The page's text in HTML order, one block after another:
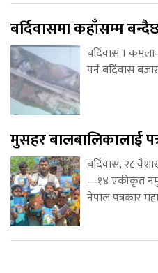
बर्दिवासमा कहाँसम्म
बर्दिवास ।
पर्ने बर्दिवास
मुसहर बालबालिकालाई
बर्दिवास, २८
—१४ एकीकृत
नेपाल पत्रकार